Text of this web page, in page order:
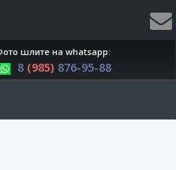
шлите на whatsapp:
8 (985) 876-95-88